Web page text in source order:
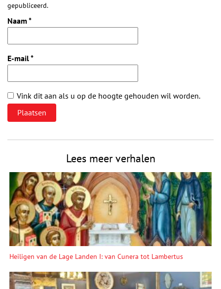
gepubliceerd.
Naam *
E-mail*
Vink dit aan als u op de hoogte gehouden wil worden.
Lees meer verhalen
Heiligen van de Lage Landen I: van Cunera tot Lambertus